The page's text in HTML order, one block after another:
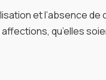
et l’absence
qu’elles